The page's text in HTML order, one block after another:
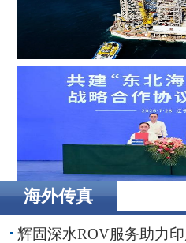
Borr Drilling墨西哥合资公司完成
额2.87亿美
辽港集团携手国铁沈阳局，
海外传真
辉固深水ROV服务助力